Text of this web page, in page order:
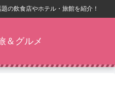
の飲食店やホテル・旅館を紹介！
＆グルメ